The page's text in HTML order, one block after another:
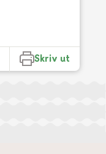
Skriv ut